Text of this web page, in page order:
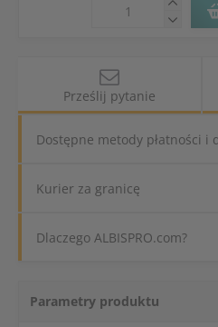
Prześlij pytanie
Dostępne metody płatności i
Kurier za granicę
Dlaczego ALBISPRO.com?
Parametry produktu